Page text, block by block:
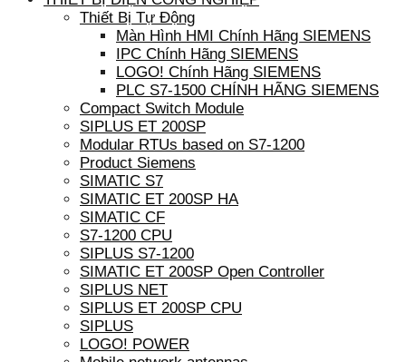
Thiết Bị Tự Động
Màn Hình HMI Chính Hãng SIEMENS
IPC Chính Hãng SIEMENS
LOGO! Chính Hãng SIEMENS
PLC S7-1500 CHÍNH HÃNG SIEMENS
Compact Switch Module
SIPLUS ET 200SP
Modular RTUs based on S7-1200
Product Siemens
SIMATIC S7
SIMATIC ET 200SP HA
SIMATIC CF
S7-1200 CPU
SIPLUS S7-1200
SIMATIC ET 200SP Open Controller
SIPLUS NET
SIPLUS ET 200SP CPU
SIPLUS
LOGO! POWER